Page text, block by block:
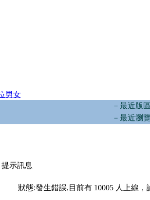
男女
－最近版
－最近瀏
示訊息
狀態:發生錯誤,目前有 10005 人上線